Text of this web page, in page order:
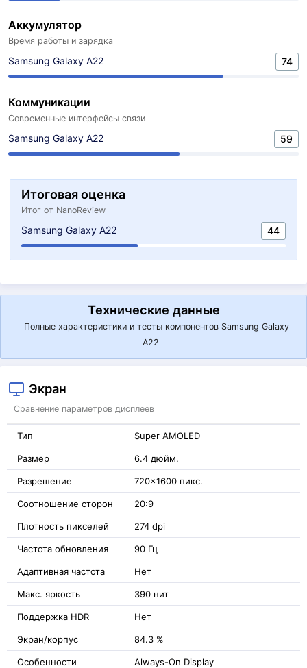
Аккумулятор
Время работы и зарядка
Samsung Galaxy A22 74
Коммуникации
Современные интерфейсы связи
Samsung Galaxy A22 59
Итоговая оценка
Итог от NanoReview
Samsung Galaxy A22 44
Технические данные
Полные характеристики и тесты компонентов Samsung Galaxy
A22
Экран
Сравнение параметров дисплеев
Тип Super AMOLED
Размер 6.4 дюйм.
Разрешение 720x1600 пикс.
Соотношение сторон 20:9
Плотность пикселей 274 dpi
Частота обновления 90 Гц
Адаптивная частота Нет
Макс. яркость 390 нит
Поддержка HDR Нет
Экран/корпус 84.3 %
Особенности Always-On Display